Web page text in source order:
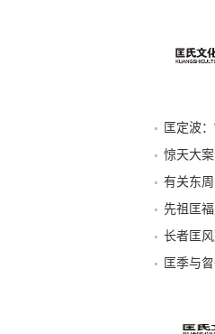
匡定波
惊天大
有关东
先祖匡
长者匡
匡季与